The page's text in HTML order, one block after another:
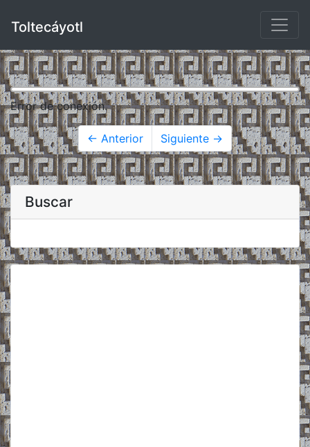
Toltecáyotl
Error de conexión.
← Anterior Siguiente →
Buscar